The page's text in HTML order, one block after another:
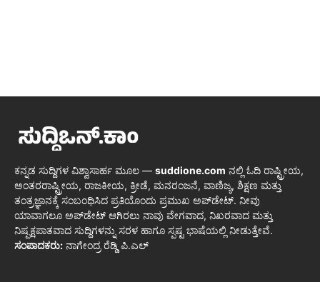
ಕನ್ನಡ ಸುದ್ದಿಗಳ ವಿಶ್ವಾಸಾರ್ಹ ಮೂಲ — suddione.com ನಲ್ಲಿ ಓದಿ ರಾಷ್ಟ್ರೀಯ,
ಅಂತರರಾಷ್ಟ್ರೀಯ, ರಾಜಕೀಯ, ಕ್ರೀಡೆ, ಮನರಂಜನೆ, ವಾಣಿಜ್ಯ, ಶಿಕ್ಷಣ ಮತ್ತು
ತಂತ್ರಜ್ಞಾನಕ್ಕೆ ಸಂಬಂಧಿಸಿದ ಪ್ರತಿಯೊಂದು ಪ್ರಮುಖ ಅಪ್‌ಡೇಟ್. ನೀವು
ಯಾವಾಗಲೂ ಅಪ್‌ಡೇಟ್ ಆಗಿರಲು ನಾವು ವೇಗವಾದ, ನಿಖರವಾದ ಮತ್ತು
ನಿಷ್ಪಕ್ಷಪಾತವಾದ ಸುದ್ದಿಗಳನ್ನು ಸರಳ ಹಾಗೂ ಸ್ಪಷ್ಟ ಭಾಷೆಯಲ್ಲಿ ನೀಡುತ್ತೇವೆ.
ಸಂಪಾದಕರು: ನಾಗೇಂದ್ರ ರೆಡ್ಡಿ ಪಿ.ಎಲ್